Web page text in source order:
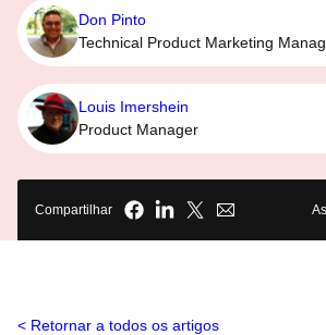
Don Pinto
Technical Product Marketing
Louis Imershein
Product Manager
Compartilhar
Retornar a todos os artigos